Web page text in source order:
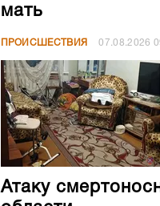
мать
ПРОИСШЕСТВИЯ 07.08.2026
Атаку